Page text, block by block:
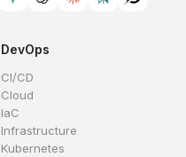
DevOps
CI/CD
Cloud
IaC
Infrastructure
Kubernetes